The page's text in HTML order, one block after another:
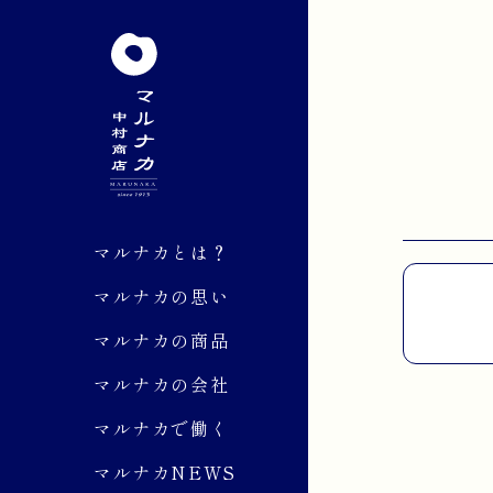
マルナカとは？
マルナカの思い
マルナカの商品
マルナカの会社
マルナカで働く
マルナカNEWS